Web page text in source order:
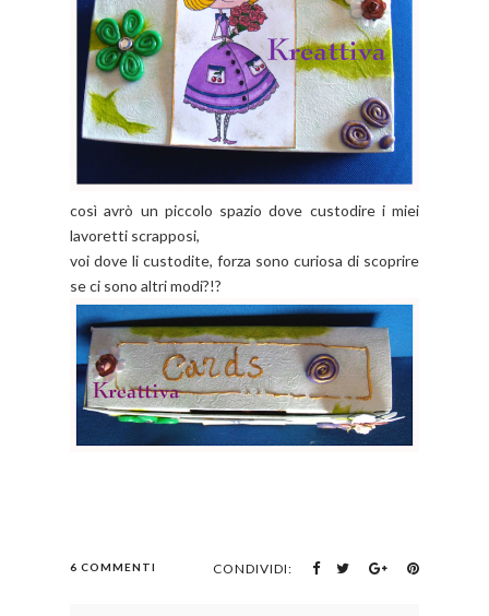
così avrò un piccolo spazio dove custodire i miei
lavoretti scrapposi,
voi dove li custodite, forza sono curiosa di scoprire
se ci sono altri modi?!?
6 COMMENTI CONDIVIDI: